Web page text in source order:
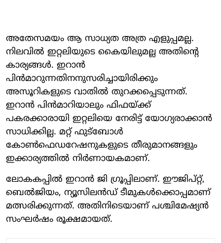
അതേസമയം ആ സാധ്യത അത്ര എളുപ്പമല്ല.
നിലവില്‍ ഇറ്റലിയുടെ കൈയിലുമല്ല അതിന്റെ
കാര്യങ്ങള്‍. ഇറാന്‍
പിന്‍മാറുന്നതിനനുസരിച്ചായിരിക്കും
അസൂറികളുടെ വാതില്‍ തുറക്കപ്പെടുന്നത്.
ഇറാന്‍ പിന്‍മാറിയാലും ഫിഫയ്ക്ക്
പകരക്കാരായി ഇറ്റലിയെ നേരിട്ട് യോഗ്യരാക്കാന്‍
സാധിക്കില്ല. മറ്റ് ഫുട്‌ബോള്‍
കോണ്‍ഫെഡറേഷനുകളുടെ തീരുമാനങ്ങളും
ഇക്കാര്യത്തില്‍ നിര്‍ണായകമാണ്.
ലോകകപ്പില്‍ ഇറാന്‍ ജി ഗ്രൂപ്പിലാണ്. ഈജിപ്റ്റ്,
ബെല്‍ജിയം, ന്യൂസിലന്‍ഡ് ടീമുകള്‍ക്കൊപ്പമാണ്
മത്സരിക്കുന്നത്. അതിനിടെയാണ് പശ്ചിമേഷ്യന്‍
സംഘര്‍ഷം രൂക്ഷമായത്.